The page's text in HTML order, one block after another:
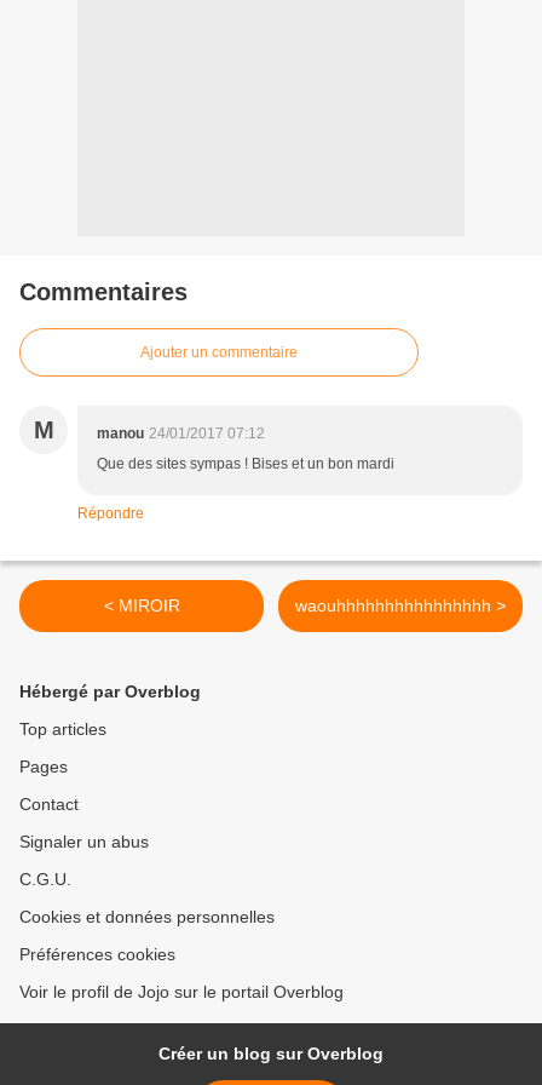
Commentaires
Ajouter un commentaire
M manou 24/01/2017 07:12
Que des sites sympas ! Bises et un bon mardi
Répondre
< MIROIR waouhhhhhhhhhhhhhhhh >
Hébergé par Overblog
Top articles
Pages
Contact
Signaler un abus
C.G.U.
Cookies et données personnelles
Préférences cookies
Voir le profil de Jojo sur le portail Overblog
Créer un blog sur Overblog